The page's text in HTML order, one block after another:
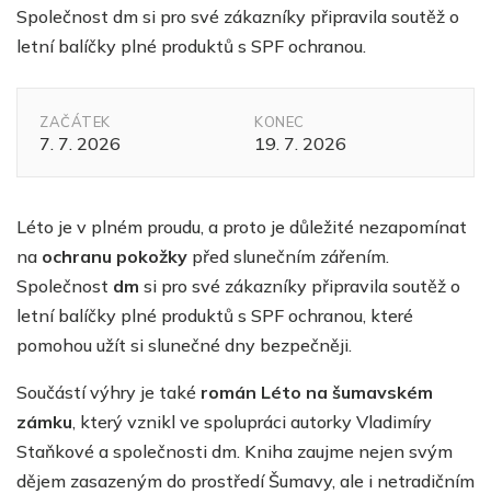
Společnost dm si pro své zákazníky připravila soutěž o
letní balíčky plné produktů s SPF ochranou.
ZAČÁTEK
7. 7. 2026
KONEC
19. 7. 2026
Léto je v plném proudu, a proto je důležité nezapomínat
na ochranu pokožky před slunečním zářením.
Společnost dm si pro své zákazníky připravila soutěž o
letní balíčky plné produktů s SPF ochranou, které
pomohou užít si slunečné dny bezpečněji.
Součástí výhry je také román Léto na šumavském
zámku, který vznikl ve spolupráci autorky Vladimíry
Staňkové a společnosti dm. Kniha zaujme nejen svým
dějem zasazeným do prostředí Šumavy, ale i netradičním